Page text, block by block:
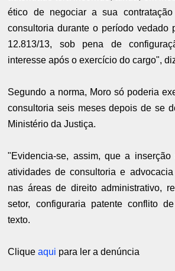
ético de negociar a sua
consultoria durante o período vedado
12.813/13, sob pena de
interesse após o exercício do cargo",
Segundo a norma, Moro só poderia
consultoria seis meses depois de se
Ministério da Justiça.
"Evidencia-se, assim, que a
atividades de consultoria e
nas áreas de direito administrativo,
setor, configuraria patente conflito
texto.
Cliqueaqui para ler a denúncia